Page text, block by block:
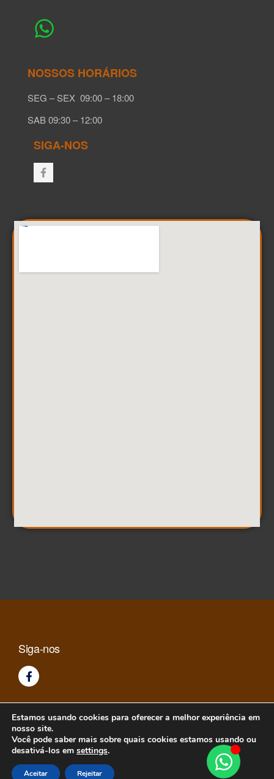
NOSSOS HORÁRIOS
SEG – SEX 09:00 – 18:00
SAB 09:30 – 12:00
SIGA-NOS
Siga-nos
Estamos usando cookies para oferecer a melhor experiência em
nosso site.
Você pode saber mais sobre quais cookies estamos usando ou
desativá-los em settings.
Aceitar Rejeitar